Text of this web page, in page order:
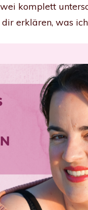
komplett
erklären, was